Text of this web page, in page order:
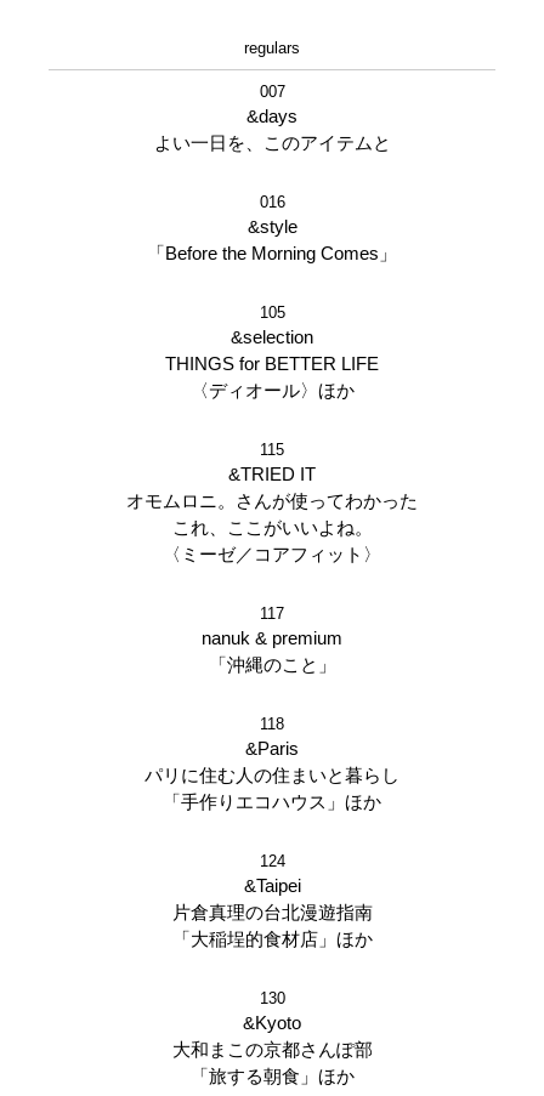
regulars
007
&days
よい一日を、このアイテムと
016
&style
「Before the Morning Comes」
105
&selection
THINGS for BETTER LIFE
〈ディオール〉ほか
115
&TRIED IT
オモムロニ。さんが使ってわかった
これ、ここがいいよね。
〈ミーゼ／コアフィット〉
117
nanuk & premium
「沖縄のこと」
118
&Paris
パリに住む人の住まいと暮らし
「手作りエコハウス」ほか
124
&Taipei
片倉真理の台北漫遊指南
「大稲埕的食材店」ほか
130
&Kyoto
大和まこの京都さんぽ部
「旅する朝食」ほか